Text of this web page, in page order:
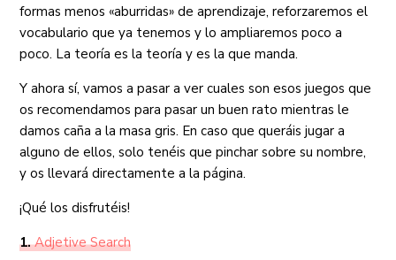
formas menos «aburridas» de aprendizaje, reforzaremos el
vocabulario que ya tenemos y lo ampliaremos poco a
poco. La teoría es la teoría y es la que manda.
Y ahora sí, vamos a pasar a ver cuales son esos juegos que
os recomendamos para pasar un buen rato mientras le
damos caña a la masa gris. En caso que queráis jugar a
alguno de ellos, solo tenéis que pinchar sobre su nombre,
y os llevará directamente a la página.
¡Qué los disfrutéis!
1.Adjetive Search